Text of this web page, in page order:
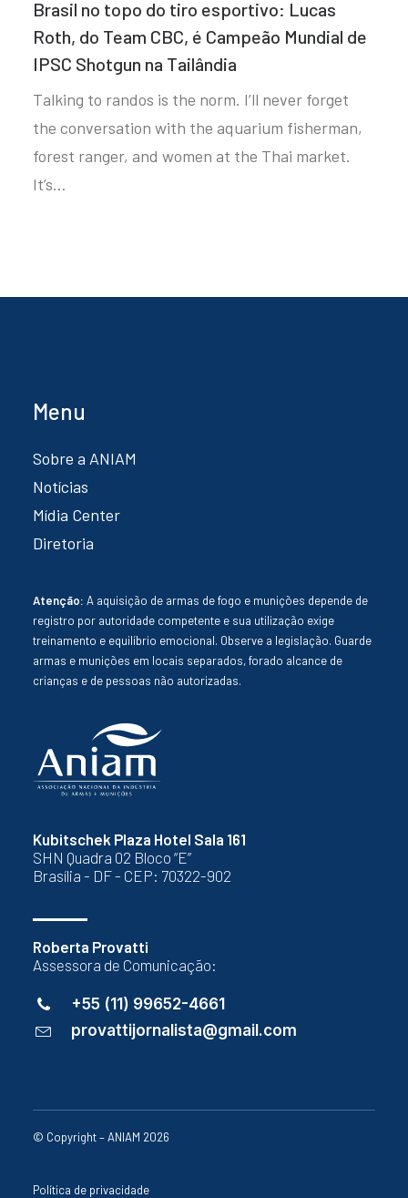
Brasil no topo do tiro esportivo: Lucas
Roth, do Team CBC, é Campeão Mundial de
IPSC Shotgun na Tailândia
Talking to randos is the norm. I’ll never forget
the conversation with the aquarium fisherman,
forest ranger, and women at the Thai market.
It’s…
Kubitschek Plaza Hotel Sala 161
SHN Quadra 02 Bloco “E”
Brasília - DF - CEP: 70322-902
Roberta Provatti
Assessora de Comunicação:
+55 (11) 99652-4661
provattijornalista@gmail.com
Menu
Sobre a ANIAM
Notícias
Mídia Center
Diretoria
Atenção: A aquisição de armas de fogo e munições depende de
registro por autoridade competente e sua utilização exige
treinamento e equilíbrio emocional. Observe a legislação. Guarde
armas e munições em locais separados, forado alcance de
crianças e de pessoas não autorizadas.
© Copyright – ANIAM 2026
Política de privacidade